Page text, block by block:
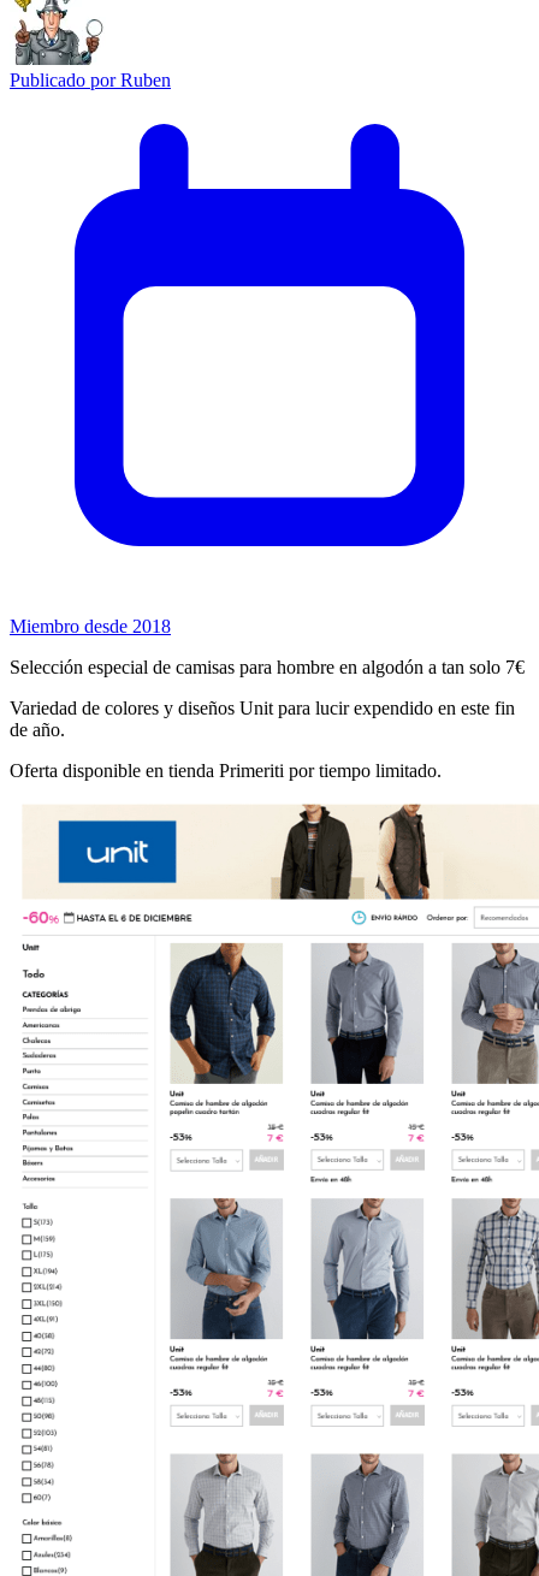
Publicado porRuben
Miembro desde 2018
Selección especial de camisas para hombre en algodón a tan solo 7€
Variedad de colores y diseños Unit para lucir expendido en este fin
de año.
Oferta disponible en tienda Primeriti por tiempo limitado.